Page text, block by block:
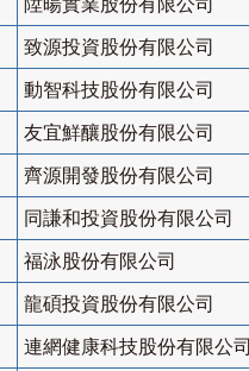
陞暘實業股份有限公司
致源投資股份有限公司
動智科技股份有限公司
友宜鮮釀股份有限公司
齊源開發股份有限公司
同謙和投資股份有限公司
福泳股份有限公司
龍碩投資股份有限公司
連網健康科技股份有限公司